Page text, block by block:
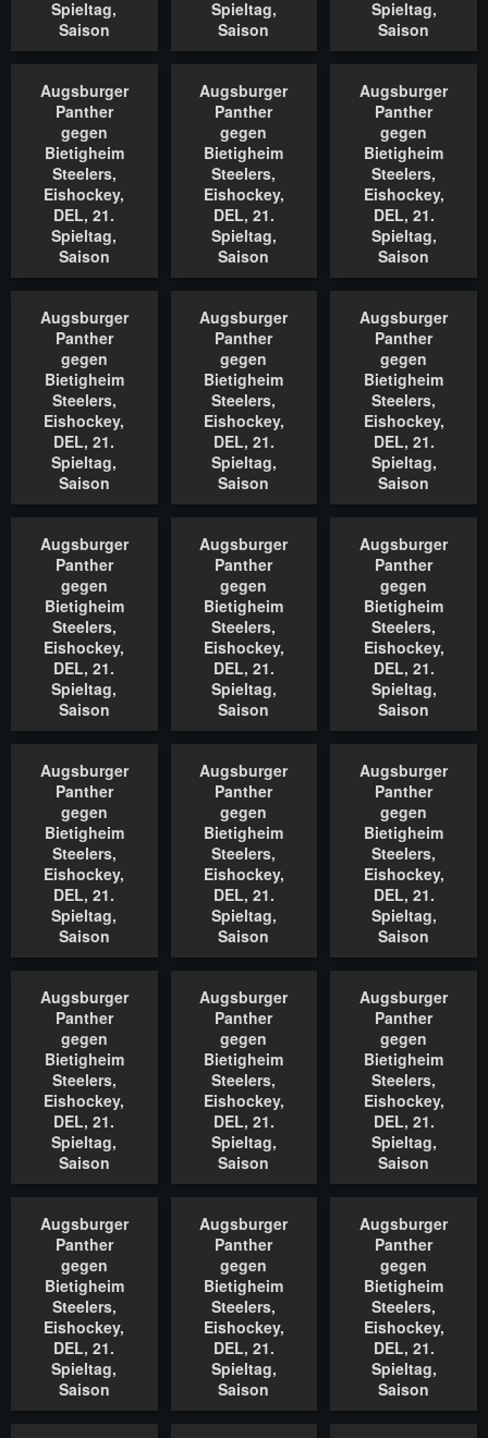
Spieltag,
Saison
2022/2023,
Spieltag,
Saison
2022/2023,
Spieltag,
Saison
2022/2023,
In den Warenkorb
Augsburger
Panther
gegen
Bietigheim
Steelers,
Eishockey,
DEL, 21.
Spieltag,
Saison
2022/2023,
In den Warenkorb
Augsburger
Panther
gegen
Bietigheim
Steelers,
Eishockey,
DEL, 21.
Spieltag,
Saison
2022/2023,
In den
Augsburger
Panther
gegen
Bietigheim
Steelers,
Eishockey,
DEL, 21.
Spieltag,
Saison
2022/2023,
In den Warenkorb
Augsburger
Panther
gegen
Bietigheim
Steelers,
Eishockey,
DEL, 21.
Spieltag,
Saison
2022/2023,
In den Warenkorb
Augsburger
Panther
gegen
Bietigheim
Steelers,
Eishockey,
DEL, 21.
Spieltag,
Saison
2022/2023,
In den
Augsburger
Panther
gegen
Bietigheim
Steelers,
Eishockey,
DEL, 21.
Spieltag,
Saison
2022/2023,
In den Warenkorb
Augsburger
Panther
gegen
Bietigheim
Steelers,
Eishockey,
DEL, 21.
Spieltag,
Saison
2022/2023,
In den Warenkorb
Augsburger
Panther
gegen
Bietigheim
Steelers,
Eishockey,
DEL, 21.
Spieltag,
Saison
2022/2023,
In den
Augsburger
Panther
gegen
Bietigheim
Steelers,
Eishockey,
DEL, 21.
Spieltag,
Saison
2022/2023,
In den Warenkorb
Augsburger
Panther
gegen
Bietigheim
Steelers,
Eishockey,
DEL, 21.
Spieltag,
Saison
2022/2023,
In den Warenkorb
Augsburger
Panther
gegen
Bietigheim
Steelers,
Eishockey,
DEL, 21.
Spieltag,
Saison
2022/2023,
In den
Augsburger
Panther
gegen
Bietigheim
Steelers,
Eishockey,
DEL, 21.
Spieltag,
Saison
2022/2023,
In den Warenkorb
Augsburger
Panther
gegen
Bietigheim
Steelers,
Eishockey,
DEL, 21.
Spieltag,
Saison
2022/2023,
In den Warenkorb
Augsburger
Panther
gegen
Bietigheim
Steelers,
Eishockey,
DEL, 21.
Spieltag,
Saison
2022/2023,
In den
Augsburger
Panther
gegen
Bietigheim
Steelers,
Eishockey,
DEL, 21.
Spieltag,
Saison
2022/2023,
In den Warenkorb
Augsburger
Panther
gegen
Bietigheim
Steelers,
Eishockey,
DEL, 21.
Spieltag,
Saison
2022/2023,
In den Warenkorb
Augsburger
Panther
gegen
Bietigheim
Steelers,
Eishockey,
DEL, 21.
Spieltag,
Saison
2022/2023,
In den
Augsburger
Panther
gegen
Bietigheim
Steelers,
Eishockey,
DEL, 21.
Spieltag,
Saison
2022/2023,